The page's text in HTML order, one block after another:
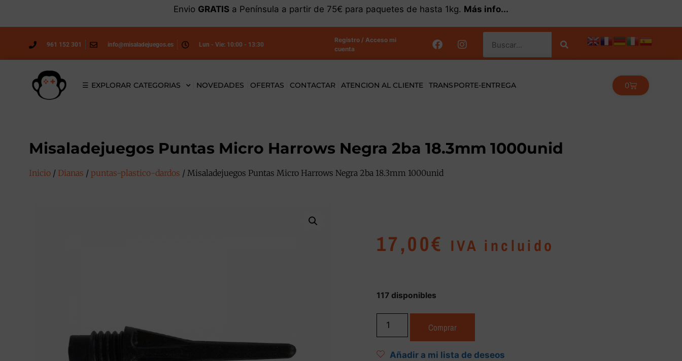
Envio GRATIS a Península a partir de 75€ para paquetes de hasta 1kg. Más info...
961 152 301 info@misaladejuegos.es Lun - Vie: 10:00 - 13:30
Registro / Acceso mi
cuenta
☰ EXPLORAR CATEGORIAS NOVEDADES OFERTAS CONTACTAR ATENCION AL CLIENTE TRANSPORTE-ENTREGA 0
Misaladejuegos Puntas Micro Harrows Negra 2ba 18.3mm 1000unid
Inicio / Dianas / puntas-plastico-dardos / Misaladejuegos Puntas Micro Harrows Negra 2ba 18.3mm 1000unid
17,00€ IVA incluido
117 disponibles
Comprar
Añadir a mi lista de deseos